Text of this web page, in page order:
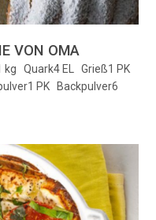
VON OMA
kg Quark4 EL Grieß1 PK
PK Backpulver6